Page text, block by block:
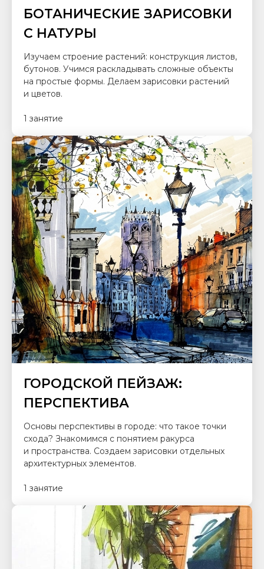
БОТАНИЧЕСКИЕ ЗАРИСОВКИ
С НАТУРЫ
Изучаем строение растений: конструкция листов,
бутонов. Учимся раскладывать сложные объекты
на простые формы. Делаем зарисовки растений
и цветов.
1 занятие
ГОРОДСКОЙ ПЕЙЗАЖ:
ПЕРСПЕКТИВА
Основы перспективы в городе: что такое точки
схода? Знакомимся с понятием ракурса
и пространства. Создаем зарисовки отдельных
архитектурных элементов.
1 занятие